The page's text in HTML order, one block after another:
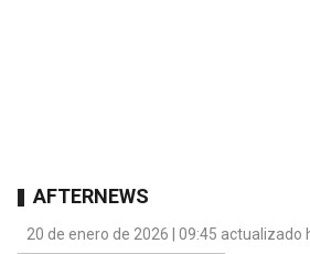
AFTERNEWS
20 de enero de 2026 | 09:45 actualizado